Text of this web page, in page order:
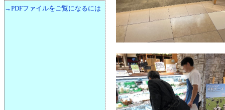
→PDFファイルをご覧になるには